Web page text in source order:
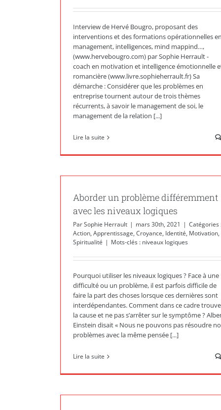
Interview de Hervé Bougro, proposant des
interventions et des formations opérationnelles en
management, intelligences, mind mappind…,
(www.hervebougro.com) par Sophie Herrault -
coach en motivation et intelligence émotionnelle
romancière (www.livre.sophieherrault.fr) Sa
démarche : Considérer que les problèmes en
entreprise tournent autour de trois thèmes
récurrents, à savoir le management de soi, le
management de la relation [...]
Lire la suite
Aborder un problème différemment
avec les niveaux logiques
ParSophie Herrault | mars 30th, 2021 | Catégories
Action, Apprentissage, Croyance, Identité, Motivation,
Spiritualité | Mots-clés : niveaux logiques
Pourquoi utiliser les niveaux logiques ? Face à une
difficulté ou un problème, il est parfois difficile de
faire la part des choses lorsque ces dernières sont
interdépendantes. Comment dans ce cadre
la cause et ne pas s’arrêter sur le symptôme ?
Einstein disait « Nous ne pouvons pas résoudre
problèmes avec la même pensée [...]
Lire la suite